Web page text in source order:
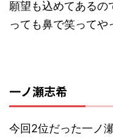
願望も込めてあるの
っても鼻で笑ってや
一ノ瀬志希
今回2位だった一ノ